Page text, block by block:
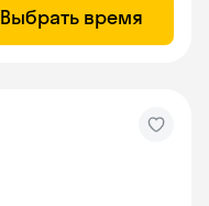
Выбрать время